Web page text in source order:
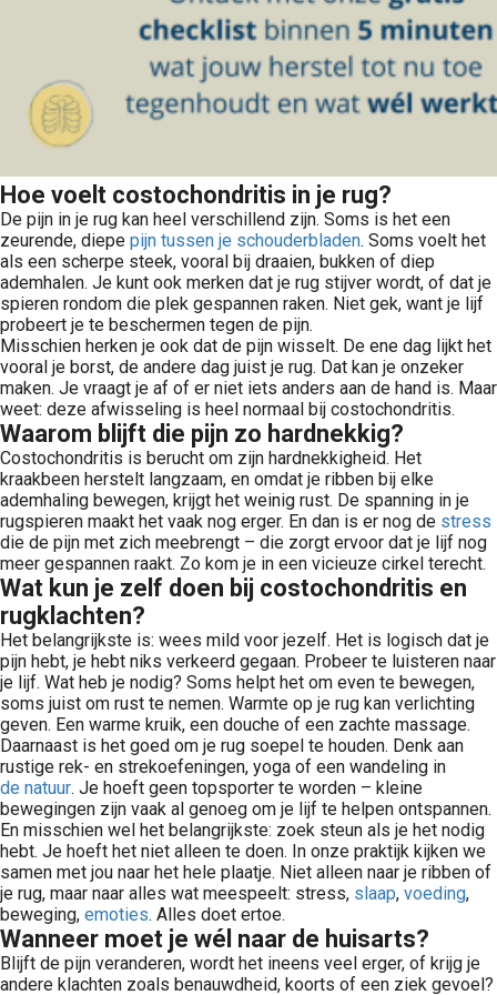
Hoe voelt costochondritis in je rug?
De pijn in je rug kan heel verschillend zijn. Soms is het een
zeurende, diepe pijn tussen je schouderbladen. Soms voelt het
als een scherpe steek, vooral bij draaien, bukken of diep
ademhalen. Je kunt ook merken dat je rug stijver wordt, of dat je
spieren rondom die plek gespannen raken. Niet gek, want je lijf
probeert je te beschermen tegen de pijn.
Misschien herken je ook dat de pijn wisselt. De ene dag lijkt het
vooral je borst, de andere dag juist je rug. Dat kan je onzeker
maken. Je vraagt je af of er niet iets anders aan de hand is. Maar
weet: deze afwisseling is heel normaal bij costochondritis.
Waarom blijft die pijn zo hardnekkig?
Costochondritis is berucht om zijn hardnekkigheid. Het
kraakbeen herstelt langzaam, en omdat je ribben bij elke
ademhaling bewegen, krijgt het weinig rust. De spanning in je
rugspieren maakt het vaak nog erger. En dan is er nog de stress
die de pijn met zich meebrengt – die zorgt ervoor dat je lijf nog
meer gespannen raakt. Zo kom je in een vicieuze cirkel terecht.
Wat kun je zelf doen bij costochondritis en
rugklachten?
Het belangrijkste is: wees mild voor jezelf. Het is logisch dat je
pijn hebt, je hebt niks verkeerd gegaan. Probeer te luisteren naar
je lijf. Wat heb je nodig? Soms helpt het om even te bewegen,
soms juist om rust te nemen. Warmte op je rug kan verlichting
geven. Een warme kruik, een douche of een zachte massage.
Daarnaast is het goed om je rug soepel te houden. Denk aan
rustige rek- en strekoefeningen, yoga of een wandeling in
de natuur. Je hoeft geen topsporter te worden – kleine
bewegingen zijn vaak al genoeg om je lijf te helpen ontspannen.
En misschien wel het belangrijkste: zoek steun als je het nodig
hebt. Je hoeft het niet alleen te doen. In onze praktijk kijken we
samen met jou naar het hele plaatje. Niet alleen naar je ribben of
je rug, maar naar alles wat meespeelt: stress, slaap, voeding,
beweging, emoties. Alles doet ertoe.
Wanneer moet je wél naar de huisarts?
Blijft de pijn veranderen, wordt het ineens veel erger, of krijg je
andere klachten zoals benauwdheid, koorts of een ziek gevoel?